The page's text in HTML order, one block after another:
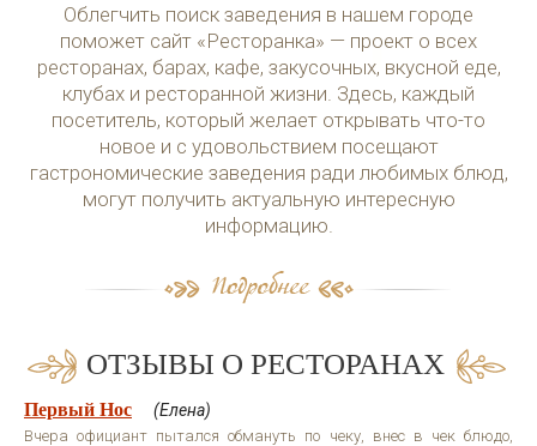
Облегчить поиск заведения в нашем городе
поможет сайт «Ресторанка» — проект о всех
ресторанах, барах, кафе, закусочных, вкусной еде,
клубах и ресторанной жизни. Здесь, каждый
посетитель, который желает открывать что-то
новое и с удовольствием посещают
гастрономические заведения ради любимых блюд,
могут получить актуальную интересную
информацию.
ОТЗЫВЫ О РЕСТОРАНАХ
Первый Нос (Елена)
Вчера официант пытался обмануть по чеку, внес в чек блюдо,